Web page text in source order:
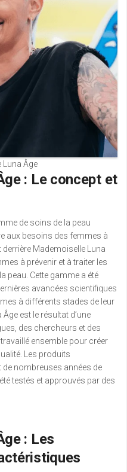
Luna Âge
: Le concept et
de soins de la peau
aux besoins des femmes à
derrière Mademoiselle Luna
à prévenir et à traiter les
peau. Cette gamme a été
avancées scientifiques
à différents stades de leur
est le résultat d’une
des chercheurs et des
ensemble pour créer
Les produits
nombreuses années de
testés et approuvés par des
: Les